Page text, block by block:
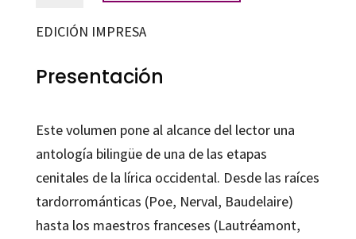
del
cantidad
EDICIÓN IMPRESA
Presentación
Este volumen pone al alcance del lector una
antología bilingüe de una de las etapas
cenitales de la lírica occidental. Desde las raíces
tardorrománticas (Poe, Nerval, Baudelaire)
hasta los maestros franceses (Lautréamont,